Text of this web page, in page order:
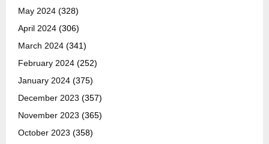
May 2024 (328)
April 2024 (306)
March 2024 (341)
February 2024 (252)
January 2024 (375)
December 2023 (357)
November 2023 (365)
October 2023 (358)